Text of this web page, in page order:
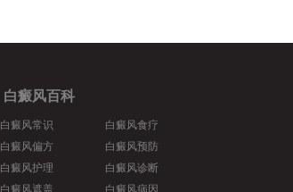
白癜风百科
白癜风常识
白癜风偏方
白癜风护理
白癜风遮盖
白癜风食疗
白癜风预防
白癜风诊断
白癜风病因